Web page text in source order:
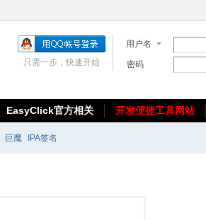
用户名
密码
只需一步，快速开始
EasyClick官方相关
开发便捷工具网站
巨魔 IPA签名